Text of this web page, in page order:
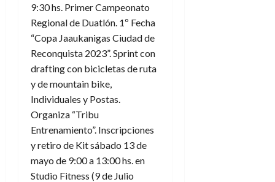
9:30 hs. Primer Campeonato
Regional de Duatlón. 1º Fecha
“Copa Jaaukanigas Ciudad de
Reconquista 2023”. Sprint con
drafting con bicicletas de ruta
y de mountain bike,
Individuales y Postas.
Organiza “Tribu
Entrenamiento”. Inscripciones
y retiro de Kit sábado 13 de
mayo de 9:00 a 13:00 hs. en
Studio Fitness (9 de Julio